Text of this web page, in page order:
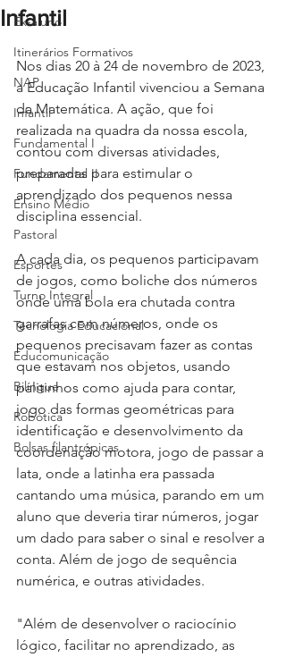
Ex-aluno
Itinerários Formativos
NAP
Infantil
Fundamental I
Fundamental II
Ensino Médio
Pastoral
Esportes
Turno Integral
Tecnologia Educacional
Educomunicação
Bilíngue
Robótica
Bolsas filantrópicas
Infantil
Nos dias 20 à 24 de novembro de 2023,
a Educação Infantil vivenciou a Semana
da Matemática. A ação, que foi
realizada na quadra da nossa escola,
contou com diversas atividades,
preparadas para estimular o
aprendizado dos pequenos nessa
disciplina essencial.
A cada dia, os pequenos participavam
de jogos, como boliche dos números
onde uma bola era chutada contra
garrafas com números, onde os
pequenos precisavam fazer as contas
que estavam nos objetos, usando
palitinhos como ajuda para contar,
jogo das formas geométricas para
identificação e desenvolvimento da
coordenação motora, jogo de passar a
lata, onde a latinha era passada
cantando uma música, parando em um
aluno que deveria tirar números, jogar
um dado para saber o sinal e resolver a
conta. Além de jogo de sequência
numérica, e outras atividades.
"Além de desenvolver o raciocínio
lógico, facilitar no aprendizado, as